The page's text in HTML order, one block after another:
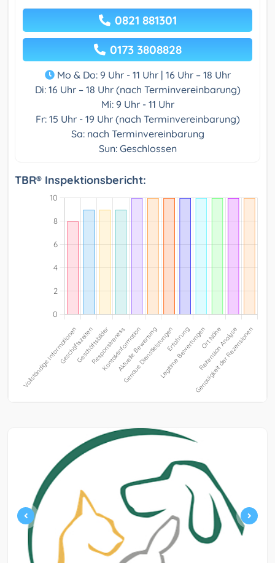
0821 881301
0173 3808828
Mo & Do: 9 Uhr - 11 Uhr | 16 Uhr – 18 Uhr
Di: 16 Uhr – 18 Uhr (nach Terminvereinbarung)
Mi: 9 Uhr - 11 Uhr
Fr: 15 Uhr - 19 Uhr (nach Terminvereinbarung)
Sa: nach Terminvereinbarung
Sun: Geschlossen
TBR® Inspektionsbericht: